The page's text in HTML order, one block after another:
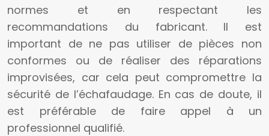
normes et en respectant les
recommandations du fabricant. Il est
important de ne pas utiliser de pièces non
conformes ou de réaliser des réparations
improvisées, car cela peut compromettre la
sécurité de l’échafaudage. En cas de doute, il
est préférable de faire appel à un
professionnel qualifié.